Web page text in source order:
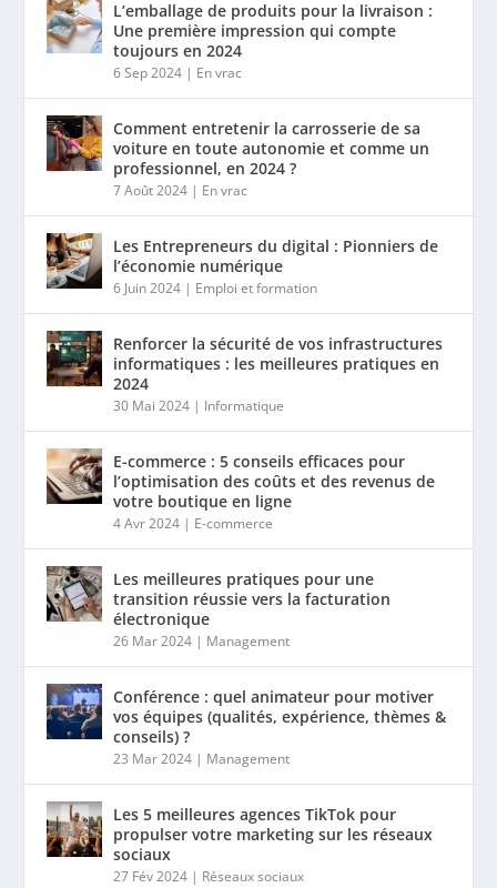
L’emballage de produits pour la livraison :
Une première impression qui compte
toujours en 2024
6 Sep 2024 | En vrac
Comment entretenir la carrosserie de sa
voiture en toute autonomie et comme un
professionnel, en 2024 ?
7 Août 2024 | En vrac
Les Entrepreneurs du digital : Pionniers de
l’économie numérique
6 Juin 2024 | Emploi et formation
Renforcer la sécurité de vos infrastructures
informatiques : les meilleures pratiques en
2024
30 Mai 2024 | Informatique
E-commerce : 5 conseils efficaces pour
l’optimisation des coûts et des revenus de
votre boutique en ligne
4 Avr 2024 | E-commerce
Les meilleures pratiques pour une
transition réussie vers la facturation
électronique
26 Mar 2024 | Management
Conférence : quel animateur pour motiver
vos équipes (qualités, expérience, thèmes &
conseils) ?
23 Mar 2024 | Management
Les 5 meilleures agences TikTok pour
propulser votre marketing sur les réseaux
sociaux
27 Fév 2024 | Réseaux sociaux